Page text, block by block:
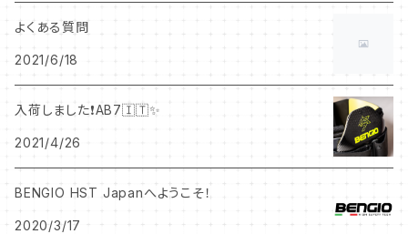
よくある質問
2021/6/18
入荷しました❗️AB7🇮🇹✨
2021/4/26
BENGIO HST Japanへようこそ！
2020/3/17